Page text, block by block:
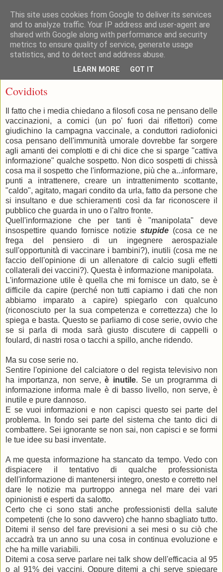
Covidiots
Il fatto che i media chiedano a filosofi cosa ne pensano delle
vaccinazioni, a comici (un po' fuori dai riflettori) come
giudichino la campagna vaccinale, a conduttori radiofonici
cosa pensano dell'immunità umorale dovrebbe far sorgere
agli amanti dei complotti e di chi dice che si sparge "cattiva
informazione" qualche sospetto. Non dico sospetti di chissà
cosa ma il sospetto che l'informazione, più che a...informare,
punti a intrattenere, creare un intrattenimento scottante,
"caldo", agitato, magari condito da urla, fatto da persone che
si insultano e due schieramenti così da far riconoscere il
pubblico che guarda in uno o l'altro fronte.
Quell'informazione che per tanti è "manipolata" deve
insospettire quando fornisce notizie stupide (cosa ce ne
frega del pensiero di un ingegnere aerospaziale
sull'opportunità di vaccinare i bambini?), inutili (cosa me ne
faccio dell'opinione di un allenatore di calcio sugli effetti
collaterali dei vaccini?). Questa è informazione manipolata.
L'informazione utile è quella che mi fornisce un dato, se è
difficile da capire (perché non tutti capiamo i dati che non
abbiamo imparato a capire) spiegarlo con qualcuno
(riconosciuto per la sua competenza e correttezza) che lo
spiega e basta. Questo se parliamo di cose serie, ovvio che
se si parla di moda sarà giusto discutere di cappelli o
foulard, di nastri rosa o tacchi a spillo, anche ridendo.
Ma su cose serie no.
Sentire l'opinione del calciatore o del regista televisivo non
ha importanza, non serve,è inutile. Se un programma di
informazione informa male è di basso livello, non serve, è
inutile e pure dannoso.
E se vuoi informazioni e non capisci questo sei parte del
problema. In fondo sei parte del sistema che tanto dici di
combattere. Sei ignorante se non sai, non capisci e se formi
le tue idee su basi inventate.
A me questa informazione ha stancato da tempo. Vedo con
dispiacere il tentativo di qualche professionista
dell'informazione di mantenersi integro, onesto e corretto nel
dare le notizie ma purtroppo annega nel mare dei vari
opinionisti e esperti da salotto.
Certo che ci sono stati anche professionisti della salute
competenti (che lo sono davvero) che hanno sbagliato tutto.
Ditemi il senso del fare previsioni a sei mesi o su ciò che
accadrà tra un anno su una cosa in continua evoluzione e
che ha mille variabili.
Ditemi a cosa serve parlare nei talk show dell'efficacia al 95
o al 91% dei vaccini. Oppure ditemi a chi serve spiegare
This site uses cookies from Google to deliver its services
and to analyze traffic. Your IP address and user-agent are
shared with Google along with performance and security
metrics to ensure quality of service, generate usage
statistics, and to detect and address abuse.
LEARN MORE GOT IT